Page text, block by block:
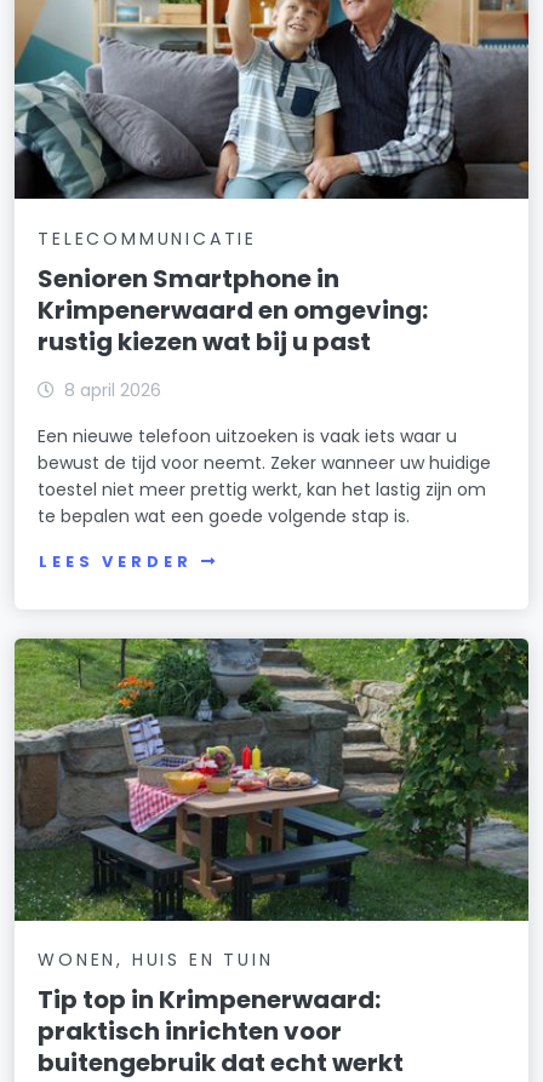
TELECOMMUNICATIE
Senioren Smartphone in
Krimpenerwaard en omgeving:
rustig kiezen wat bij u past
8 april 2026
Een nieuwe telefoon uitzoeken is vaak iets waar u
bewust de tijd voor neemt. Zeker wanneer uw huidige
toestel niet meer prettig werkt, kan het lastig zijn om
te bepalen wat een goede volgende stap is.
LEES VERDER
WONEN, HUIS EN TUIN
Tip top in Krimpenerwaard:
praktisch inrichten voor
buitengebruik dat echt werkt